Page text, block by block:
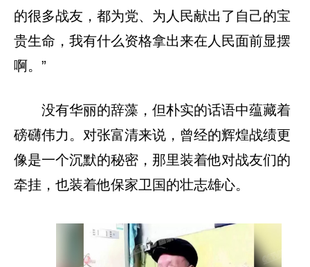
的很多战友，都为党、为人民献出了自己的宝
贵生命，我有什么资格拿出来在人民面前显摆
啊。”
没有华丽的辞藻，但朴实的话语中蕴藏着
磅礴伟力。对张富清来说，曾经的辉煌战绩更
像是一个沉默的秘密，那里装着他对战友们的
牵挂，也装着他保家卫国的壮志雄心。